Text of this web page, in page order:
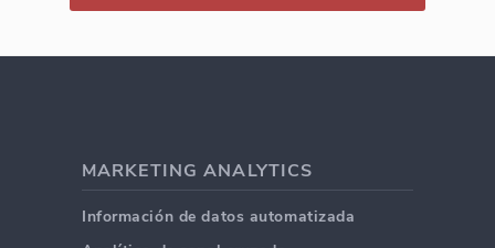
MARKETING ANALYTICS
Información de datos automatizada